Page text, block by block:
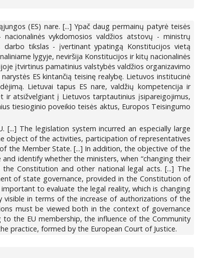
(ES) nare. [...] Ypač daug permainų patyrė teisės
vykdomosios valdžios atstovų - ministrų
darbo tikslas - įvertinant ypatingą Konstitucijos vietą
lygyje, neviršija Konstitucijos ir kitų nacionalinės
įtvirtinus pamatinius valstybės valdžios organizavimo
ES kintančią teisinę realybę. Lietuvos institucinė
Lietuvai tapus ES nare, valdžių kompetencija ir
atsižvelgiant į Lietuvos tarptautinius įsipareigojimus,
tiesioginio poveikio teisės aktus, Europos Teisingumo
The legislation system incurred an especially large
object of the activities, participation of representatives
the Member State. [...] In addition, the objective of the
identify whether the ministers, when “changing their
Constitution and other national legal acts. [...] The
of state governance, provided in the Constitution of
to evaluate the legal reality, which is changing
visible in terms of the increase of authorizations of the
must be viewed both in the context of governance
the EU membership, the influence of the Community
practice, formed by the European Court of Justice.